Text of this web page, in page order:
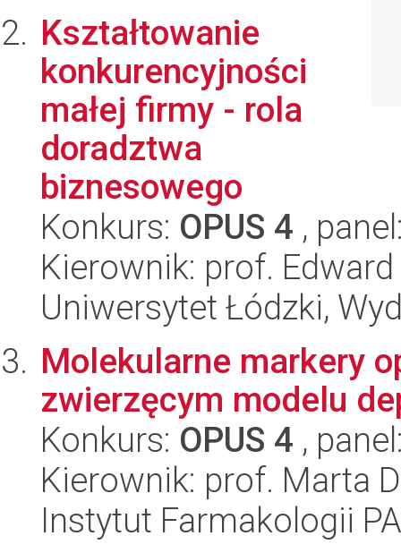
Kształtowanie
konkurencyjności
małej firmy - rola
doradztwa
biznesowego
Konkurs: OPUS 4 ,
Kierownik: prof.
Uniwersytet Łódzki,
Molekularne markery
zwierzęcym modelu
Konkurs: OPUS 4 ,
Kierownik: prof. Marta
Instytut Farmakologii